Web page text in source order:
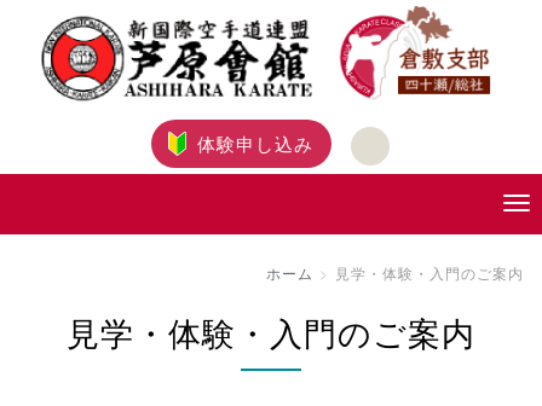
体験申し込み
ホーム 見学・体験・入門のご案内
見学・体験・入門のご案内